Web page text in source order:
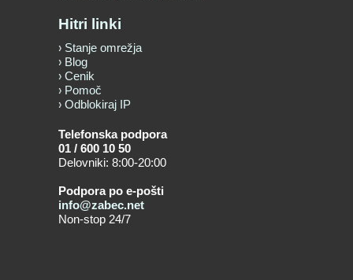
Hitri linki
Stanje omrežja
Blog
Cenik
Pomoč
Odblokiraj IP
Telefonska podpora
01 / 600 10 50
Delovniki: 8:00-20:00
Podpora po e-pošti
info@zabec.net
Non-stop 24/7